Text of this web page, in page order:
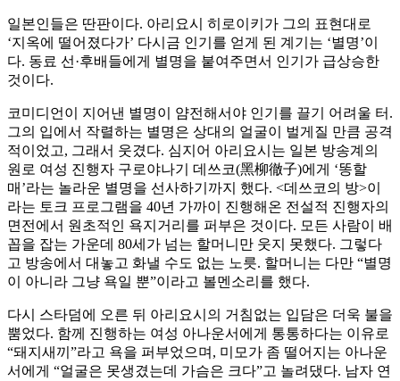
일본인들은 딴판이다. 아리요시 히로이키가 그의 표현대로
‘지옥에 떨어졌다가’ 다시금 인기를 얻게 된 계기는 ‘별명’이
다. 동료 선·후배들에게 별명을 붙여주면서 인기가 급상승한
것이다.
코미디언이 지어낸 별명이 얌전해서야 인기를 끌기 어려울 터.
그의 입에서 작렬하는 별명은 상대의 얼굴이 벌게질 만큼 공격
적이었고, 그래서 웃겼다. 심지어 아리요시는 일본 방송계의
원로 여성 진행자 구로야나기 데쓰코(黑柳徹子)에게 ‘똥할
매’라는 놀라운 별명을 선사하기까지 했다. <데쓰코의 방>이
라는 토크 프로그램을 40년 가까이 진행해온 전설적 진행자의
면전에서 원초적인 욕지거리를 퍼부은 것이다. 모든 사람이 배
꼽을 잡는 가운데 80세가 넘는 할머니만 웃지 못했다. 그렇다
고 방송에서 대놓고 화낼 수도 없는 노릇. 할머니는 다만 “별명
이 아니라 그냥 욕일 뿐”이라고 볼멘소리를 했다.
다시 스타덤에 오른 뒤 아리요시의 거침없는 입담은 더욱 불을
뿜었다. 함께 진행하는 여성 아나운서에게 통통하다는 이유로
“돼지새끼”라고 욕을 퍼부었으며, 미모가 좀 떨어지는 아나운
서에게 “얼굴은 못생겼는데 가슴은 크다”고 놀려댔다. 남자 연